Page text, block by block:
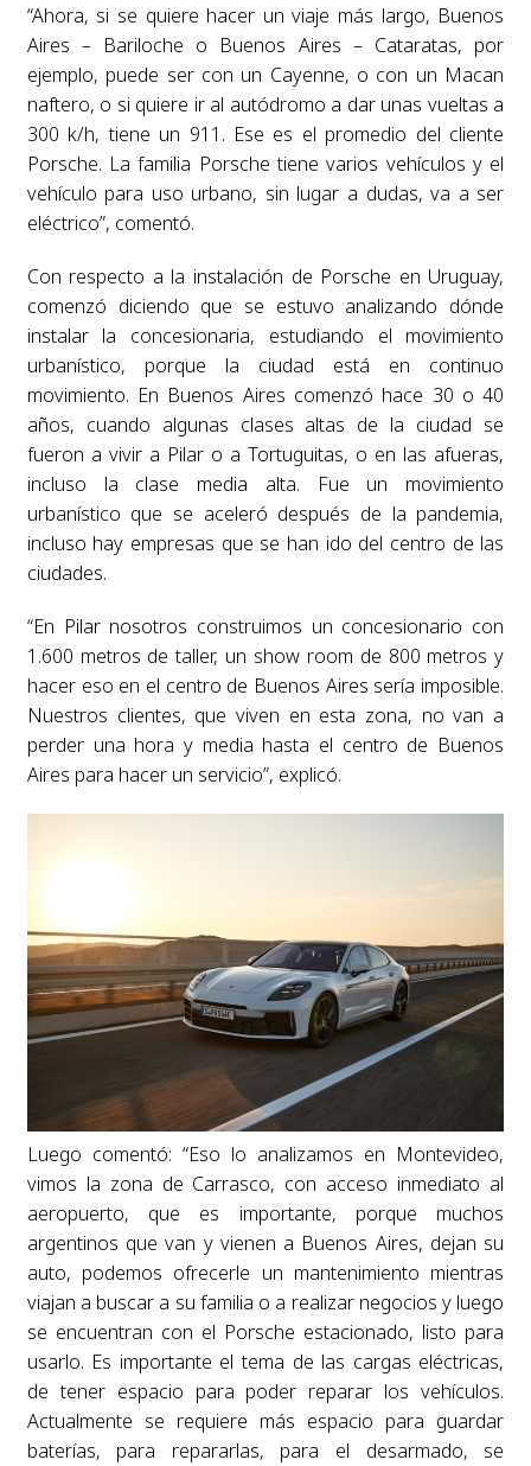
“Ahora, si se quiere hacer un viaje más largo, Buenos
Aires – Bariloche o Buenos Aires – Cataratas, por
ejemplo, puede ser con un Cayenne, o con un Macan
naftero, o si quiere ir al autódromo a dar unas vueltas a
300 k/h, tiene un 911. Ese es el promedio del cliente
Porsche. La familia Porsche tiene varios vehículos y el
vehículo para uso urbano, sin lugar a dudas, va a ser
eléctrico”, comentó.
Con respecto a la instalación de Porsche en Uruguay,
comenzó diciendo que se estuvo analizando dónde
instalar la concesionaria, estudiando el movimiento
urbanístico, porque la ciudad está en continuo
movimiento. En Buenos Aires comenzó hace 30 o 40
años, cuando algunas clases altas de la ciudad se
fueron a vivir a Pilar o a Tortuguitas, o en las afueras,
incluso la clase media alta. Fue un movimiento
urbanístico que se aceleró después de la pandemia,
incluso hay empresas que se han ido del centro de las
ciudades.
“En Pilar nosotros construimos un concesionario con
1.600 metros de taller, un show room de 800 metros y
hacer eso en el centro de Buenos Aires sería imposible.
Nuestros clientes, que viven en esta zona, no van a
perder una hora y media hasta el centro de Buenos
Aires para hacer un servicio”, explicó.
Luego comentó: “Eso lo analizamos en Montevideo,
vimos la zona de Carrasco, con acceso inmediato al
aeropuerto, que es importante, porque muchos
argentinos que van y vienen a Buenos Aires, dejan su
auto, podemos ofrecerle un mantenimiento mientras
viajan a buscar a su familia o a realizar negocios y luego
se encuentran con el Porsche estacionado, listo para
usarlo. Es importante el tema de las cargas eléctricas,
de tener espacio para poder reparar los vehículos.
Actualmente se requiere más espacio para guardar
baterías, para repararlas, para el desarmado, se